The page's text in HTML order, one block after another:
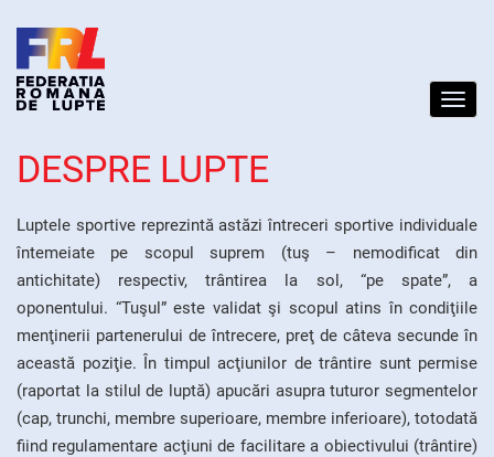
DESPRE LUPTE
Luptele sportive reprezintă astăzi întreceri sportive individuale
întemeiate pe scopul suprem (tuş – nemodificat din
antichitate) respectiv, trântirea la sol, “pe spate”, a
oponentului. “Tuşul” este validat şi scopul atins în condiţiile
menţinerii partenerului de întrecere, preţ de câteva secunde în
această poziţie. În timpul acţiunilor de trântire sunt permise
(raportat la stilul de luptă) apucări asupra tuturor segmentelor
(cap, trunchi, membre superioare, membre inferioare), totodată
fiind regulamentare acţiuni de facilitare a obiectivului (trântire)